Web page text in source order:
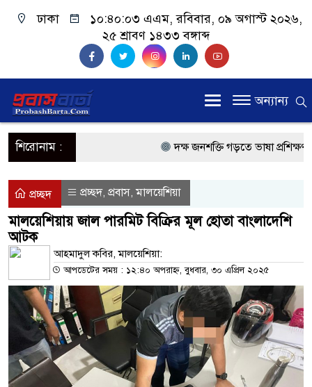
ঢাকা ১০:৪০:০৩ এএম, রবিবার, ০৯ অগাস্ট ২০২৬,
২৫ শ্রাবণ ১৪৩৩ বঙ্গাব্দ
অন্যান্য
শিরোনাম : দক্ষ জনশক্তি গড়তে ভাষা প্রশিক্ষণ
প্রধানমন্ত্রী
প্রবাসী কল্যাণমন্ত্রী সিলেটের
মালয়েশিয়ায় কর্মী পাঠাতে
মালয়েশিয়া বিমানবন্দরে ভুয়া
বাংলাদেশিরা
মালয়েশিয়ায় নথি জালিয়াতির
কুয়ালালামপুরে বিশেষ অভিযানে
প্রচ্ছদ প্রচ্ছদ, প্রবাস,মালয়েশিয়া
মালয়েশিয়ায় জাল পারমিট বিক্রির মূল হোতা বাংলাদেশি
আটক
আহমাদুল কবির, মালয়েশিয়া:
আপডেটের সময় : ১২:৪০ অপরাহ্ন, বুধবার, ৩০ এপ্রিল ২০২৫